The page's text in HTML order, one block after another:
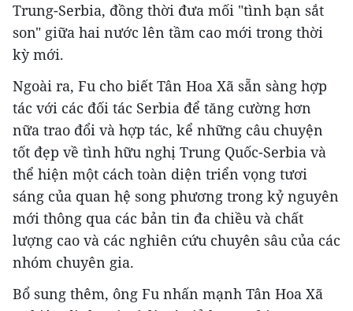
Trung-Serbia, đồng thời đưa mối "tình bạn sắt
son" giữa hai nước lên tầm cao mới trong thời
kỳ mới.
Ngoài ra, Fu cho biết Tân Hoa Xã sẵn sàng hợp
tác với các đối tác Serbia để tăng cường hơn
nữa trao đổi và hợp tác, kể những câu chuyện
tốt đẹp về tình hữu nghị Trung Quốc-Serbia và
thể hiện một cách toàn diện triển vọng tươi
sáng của quan hệ song phương trong kỷ nguyên
mới thông qua các bản tin đa chiều và chất
lượng cao và các nghiên cứu chuyên sâu của các
nhóm chuyên gia.
Bổ sung thêm, ông Fu nhấn mạnh Tân Hoa Xã